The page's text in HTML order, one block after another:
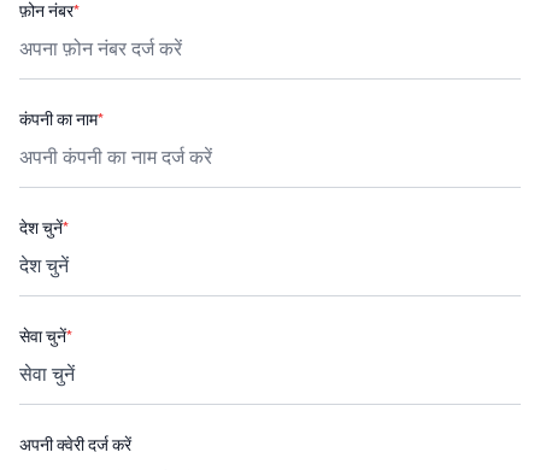
फ़ोन नंबर*
कंपनी का नाम*
देश चुनें*
सेवा चुनें*
अपनी क्वेरी दर्ज करें